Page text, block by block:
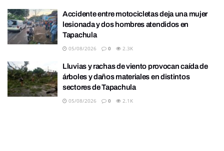
Accidente entre motocicletas deja una mujer
lesionada y dos hombres atendidos en
Tapachula
05/08/2026 0 2.3K
Lluvias y rachas de viento provocan caída de
árboles y daños materiales en distintos
sectores de Tapachula
05/08/2026 0 2.1K